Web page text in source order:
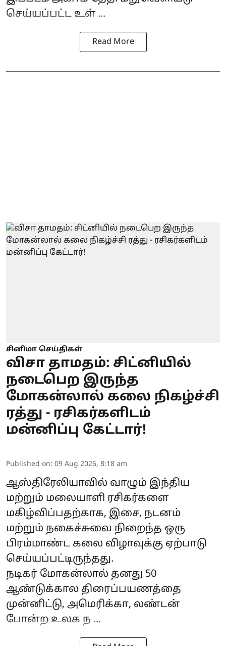
செய்யப்பட்ட உள் ...
Read More
சினிமா செய்திகள்
விசா தாமதம்: சிட்னியில்
நடைபெற இருந்த
மோகன்லால் கலை நிகழ்ச்சி
ரத்து - ரசிகர்களிடம்
மன்னிப்பு கேட்டார்!
Published on: 09 Aug 2026, 8:18 am
ஆஸ்திரேலியாவில் வாழும் இந்திய
மற்றும் மலையாளி ரசிகர்களை
மகிழ்விப்பதற்காக, இசை, நடனம்
மற்றும் நகைச்சுவை நிறைந்த ஒரு
பிரம்மாண்ட கலை விழாவுக்கு ஏற்பாடு
செய்யப்பட்டிருந்தது.
நடிகர் மோகன்லால் தனது 50
ஆண்டுக்கால திரைப்பயணத்தை
முன்னிட்டு, அமெரிக்கா, லண்டன்
போன்ற உலக ந ...